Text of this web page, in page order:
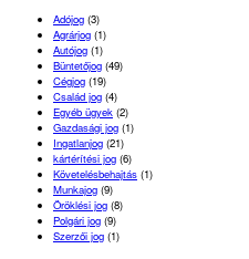
Adójog (3)
Agrárjog (1)
Autójog (1)
Büntetőjog (49)
Cégjog (19)
Család jog (4)
Egyéb ügyek (2)
Gazdasági jog (1)
Ingatlanjog (21)
kártérítési jog (6)
Követelésbehajtás (1)
Munkajog (9)
Öröklési jog (8)
Polgári jog (9)
Szerzői jog (1)